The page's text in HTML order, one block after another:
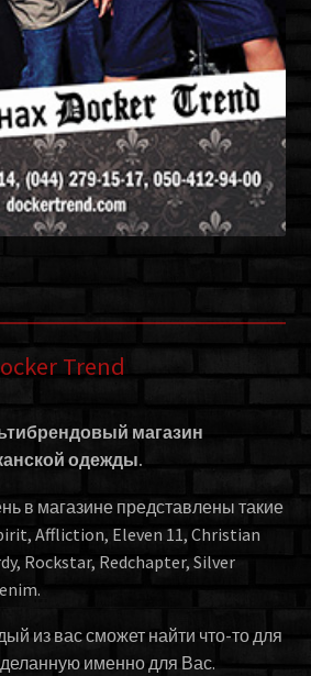
Trend
магазин
одежды.
в магазине представлены такие
Affliction, Eleven 11, Christian
Rockstar, Redchapter, Silver
из вас сможет найти что-то для
именно для Вас.